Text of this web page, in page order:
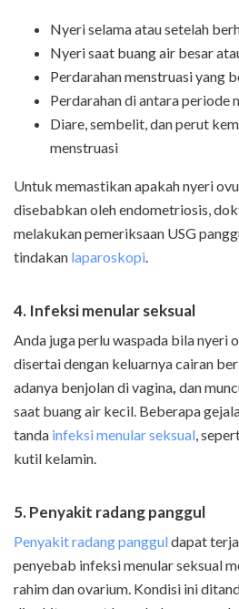
Nyeri selama atau setelah
Nyeri saat buang air besar
Perdarahan menstruasi yang
Perdarahan di antara periode
Diare, sembelit, dan perut
menstruasi
Untuk memastikan apakah nyeri
disebabkan oleh endometriosis,
melakukan pemeriksaan USG
tindakan laparoskopi
4. Infeksi menular seksual
Anda juga perlu waspada bila nyeri
disertai dengan keluarnya cairan
adanya benjolan di vagina dan
saat buang air kecil. Beberapa
tanda infeksi menular seksual ,
kutil kelamin.
5. Penyakit radang panggul
Penyakit radang pangguldapat
penyebab infeksi menular seksual
rahim dan ovarium. Kondisi ini